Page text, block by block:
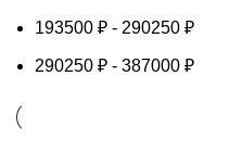
193500 ₽ - 290250 ₽
290250 ₽ - 387000 ₽